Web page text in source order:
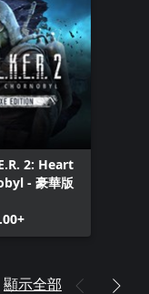
2: Heart
- 豪華版
顯示全部